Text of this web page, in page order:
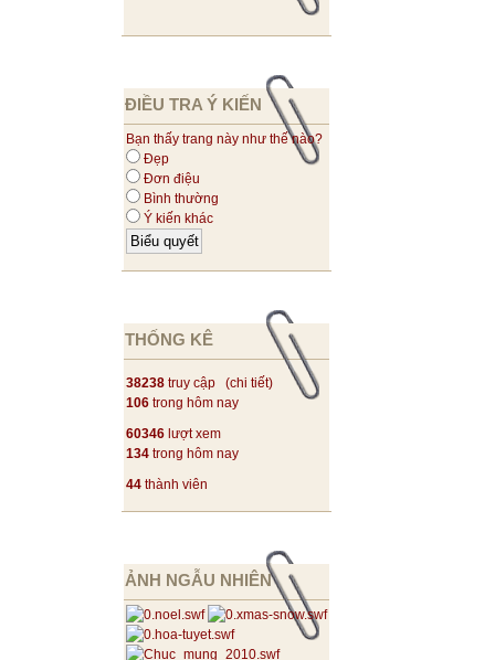
ĐIỀU TRA Ý KIẾN
Bạn thấy trang này như thế nào?
Đẹp
Đơn điệu
Bình thường
Ý kiến khác
THỐNG KÊ
38238 truy cập (chi tiết)
106 trong hôm nay
60346 lượt xem
134 trong hôm nay
44 thành viên
ẢNH NGẪU NHIÊN